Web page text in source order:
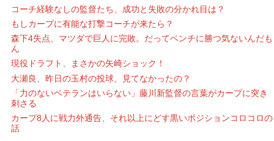
コーチ経験なしの監督たち、成功と失敗の分かれ目は？
もしカープに有能な打撃コーチが来たら？
森下4失点、マツダで巨人に完敗。だってベンチに勝つ気ないんだも
ん
現役ドラフト、まさかの矢崎ショック！
大瀬良、昨日の玉村の投球、見てなかったの？
「力のないベテランはいらない」藤川新監督の言葉がカープに突き
刺さる
カープ8人に戦力外通告、それ以上にどす黒いポジションコロコロの
話